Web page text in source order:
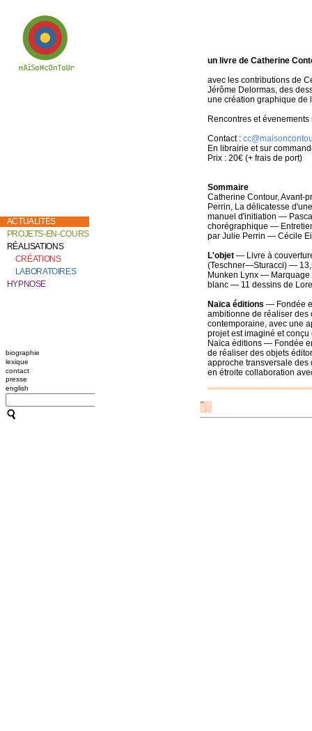
un livre de Catherine
avec les contributions de
Jérôme Delormas, des
une création graphique de
Rencontres et
Contact :
En librairie et sur
Prix : 20€ (+ frais de port)
Sommaire
Catherine Contour,
Perrin, La délicatesse
manuel d'initiation —
chorégraphique —
par Julie Perrin — Cécile
L'objet — Livre à
(Teschner—Sturacci) —
Munken Lynx —
blanc — 11 dessins de
Naïca éditions — Fondée
ambitionne de réaliser
contemporaine, avec une
projet est imaginé et
Naïca éditions — Fondée
de réaliser des objets
approche transversale des
en étroite collaboration
ACTUALITÉS
PROJETS-EN-COURS
RÉALISATIONS
CRÉATIONS
LABORATOIRES
HYPNOSE
biographie
lexique
contact
presse
english